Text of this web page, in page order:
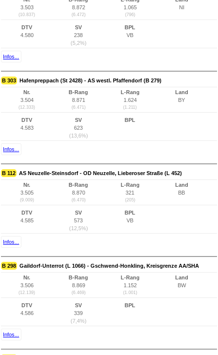
3.503
(10.837)
8.872
(6.472)
1.065
(796)
NI
DTV
4.580
SV
238
(5,2%)
BPL
VB
Infos...
B 303 Hafenpreppach (St 2428) - AS westl. Pfaffendorf (B 279)
Nr.
3.504
(12.333)
B-Rang
8.871
(6.471)
L-Rang
1.624
(1.211)
Land
BY
DTV
4.583
SV
623
(13,6%)
BPL
Infos...
B 112 AS Neuzelle-Steinsdorf - OD Neuzelle, Lieberoser Straße (L 452)
Nr.
3.505
(9.009)
B-Rang
8.870
(6.470)
L-Rang
321
(205)
Land
BB
DTV
4.585
SV
573
(12,5%)
BPL
VB
Infos...
B 298 Gaildorf-Unterrot (L 1066) - Gschwend-Honkling, Kreisgrenze AA/SHA
Nr.
3.506
(12.139)
B-Rang
8.869
(6.469)
L-Rang
1.152
(1.001)
Land
BW
DTV
4.586
SV
339
(7,4%)
BPL
Infos...